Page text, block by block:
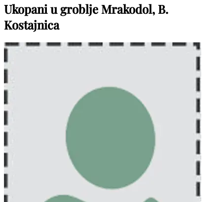
Ukopani u groblje Mrakodol, B.
Kostajnica